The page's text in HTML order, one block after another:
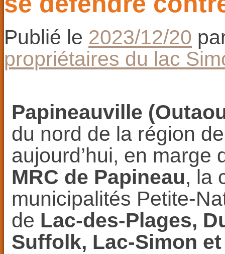
Publié le 2023/12/20
propriétaires du lac
Papineauville
du nord de la région
aujourd’hui, en marge
MRC de Papineau, la
municipalités Petite-
de Lac-des-Plages,
Suffolk, Lac-Simon